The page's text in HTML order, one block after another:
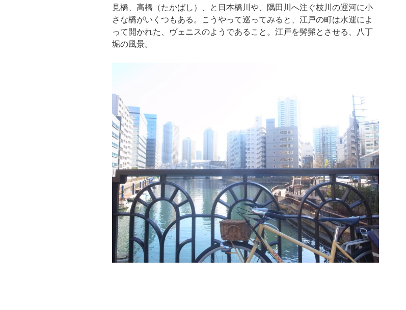
見橋、高橋（たかばし）、と日本橋川や、隅田川へ注ぐ枝川の運河に小
さな橋がいくつもある。こうやって巡ってみると、江戸の町は水運によ
って開かれた、ヴェニスのようであること。江戸を髣髴とさせる、八丁
堀の風景。